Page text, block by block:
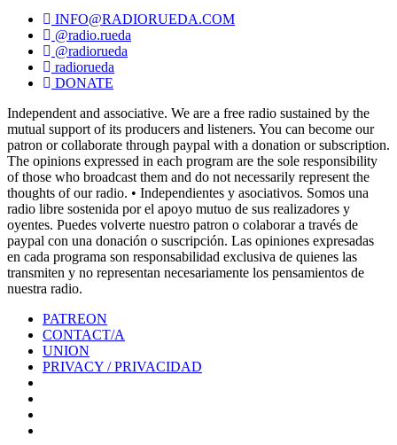
INFO@RADIORUEDA.COM
@radio.rueda
@radiorueda
radiorueda
DONATE
Independent and associative. We are a free radio sustained by the
mutual support of its producers and listeners. You can become our
patron or collaborate through paypal with a donation or subscription.
The opinions expressed in each program are the sole responsibility
of those who broadcast them and do not necessarily represent the
thoughts of our radio. • Independientes y asociativos. Somos una
radio libre sostenida por el apoyo mutuo de sus realizadores y
oyentes. Puedes volverte nuestro patron o colaborar a través de
paypal con una donación o suscripción. Las opiniones expresadas
en cada programa son responsabilidad exclusiva de quienes las
transmiten y no representan necesariamente los pensamientos de
nuestra radio.
PATREON
CONTACT/A
UNION
PRIVACY / PRIVACIDAD